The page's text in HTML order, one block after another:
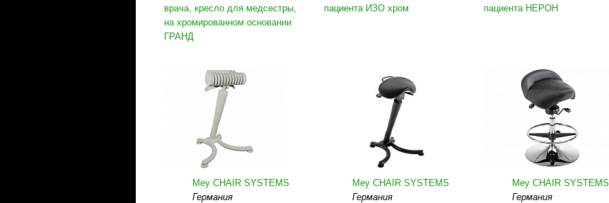
врача, кресло для медсестры,
на хромированном основании
ГРАНД
пациента ИЗО хром
пациента НЕРОН
Mey CHAIR SYSTEMS
Германия
Mey CHAIR SYSTEMS
Германия
Mey CHAIR SYSTEMS
Германия